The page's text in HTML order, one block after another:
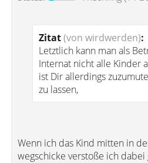
Zitat(von wirdwerden):
Letztlich kann man als
Internat nicht alle Kinder
ist Dir allerdings
zu lassen,
Wenn ich das Kind mitten in
wegschicke verstoße ich